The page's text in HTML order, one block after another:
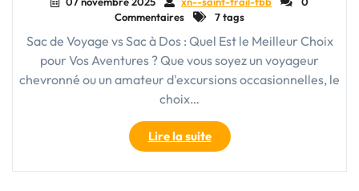
Commentaires
7 tags
Sac de Voyage vs Sac à Dos : Quel Est le Meilleur Choix
pour Vos Aventures ? Que vous soyez un voyageur
chevronné ou un amateur d'excursions occasionnelles, le
choix…
Lire la suite"Comparaison
entre
le